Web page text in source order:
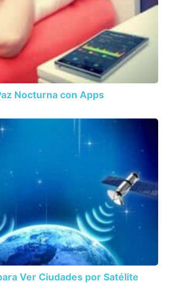
Nocturna con Apps
Ver Ciudades por Satélite